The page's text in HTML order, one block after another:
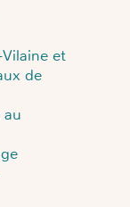
et
de